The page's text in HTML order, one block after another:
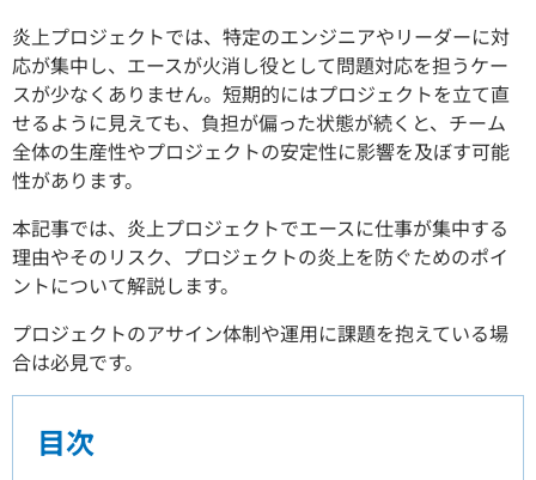
炎上プロジェクトでは、特定のエンジニアやリーダーに対
応が集中し、エースが火消し役として問題対応を担うケー
スが少なくありません。短期的にはプロジェクトを立て直
せるように見えても、負担が偏った状態が続くと、チーム
全体の生産性やプロジェクトの安定性に影響を及ぼす可能
性があります。
本記事では、炎上プロジェクトでエースに仕事が集中する
理由やそのリスク、プロジェクトの炎上を防ぐためのポイ
ントについて解説します。
プロジェクトのアサイン体制や運用に課題を抱えている場
合は必見です。
目次